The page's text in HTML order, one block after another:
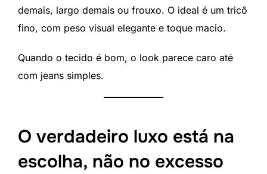
demais, largo demais ou frouxo. O ideal é um tricô
fino, com peso visual elegante e toque macio.
Quando o tecido é bom, o look parece caro até
com jeans simples.
O verdadeiro luxo está na
escolha, não no excesso